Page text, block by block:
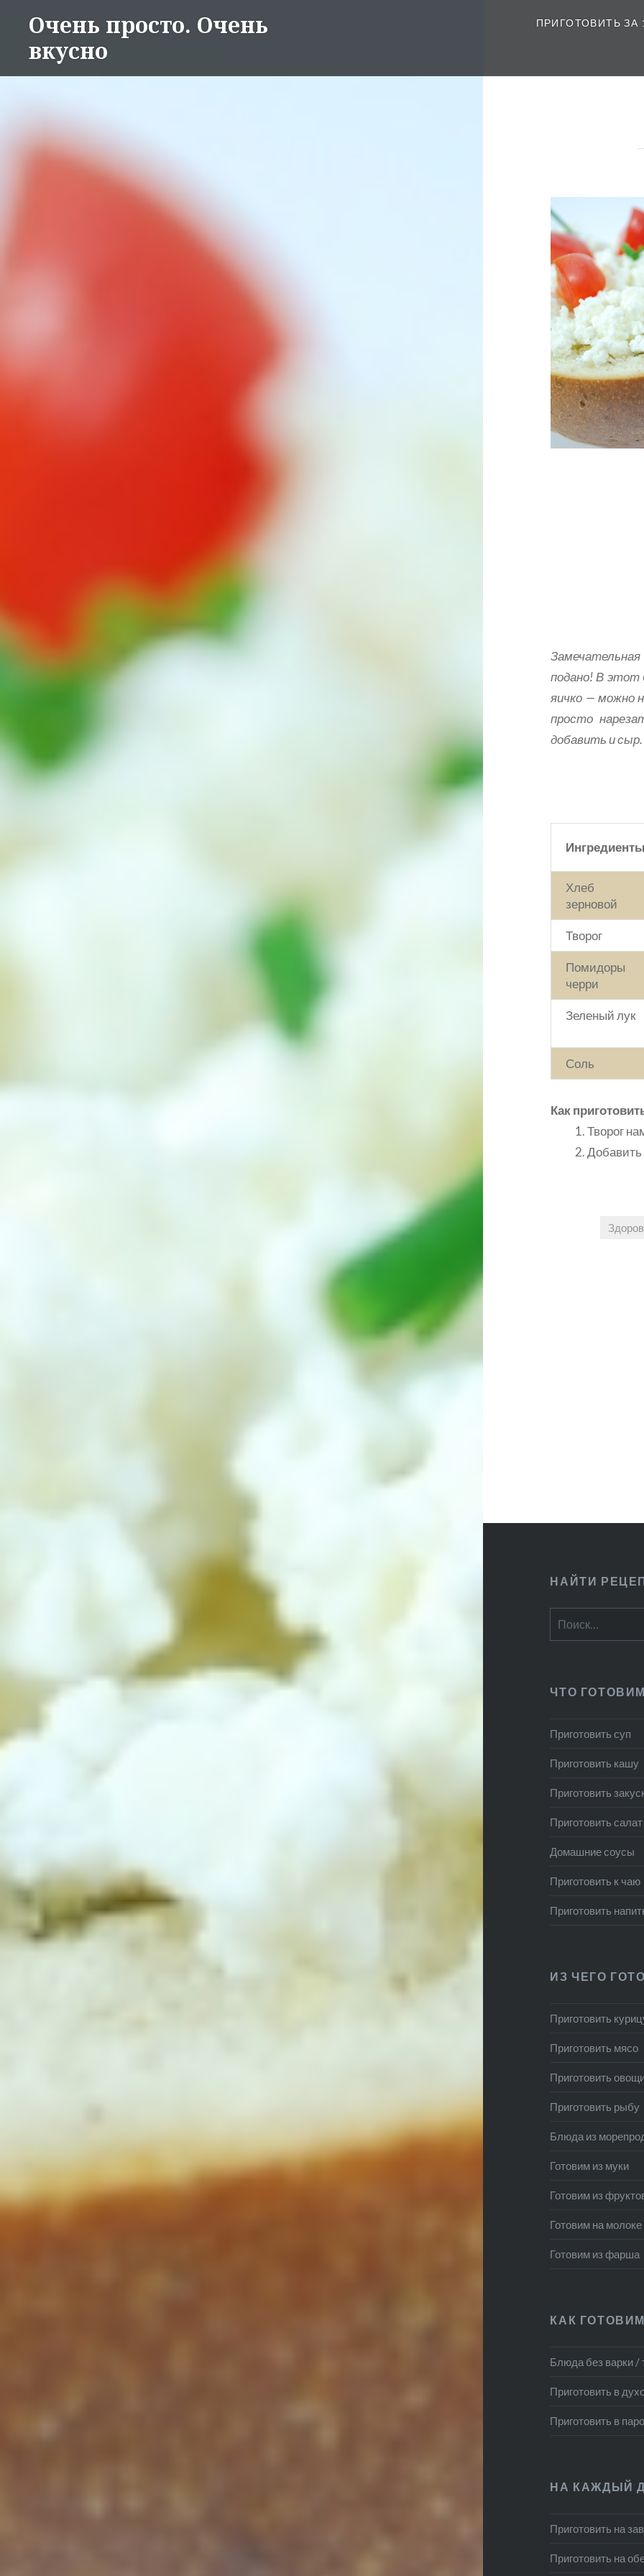
содержимому
Очень просто. Очень
вкусно
ПРИГОТОВИТЬ ЗА
подано! В этот
яичко — можно
просто
добавить и
Ингредиенты
Хлеб
зерновой
Творог
Помидоры
черри
Зеленый лук
Соль
Как
Творог
Добавить
Навигация
НАЙТИ
ЧТО
Приготовить суп
Приготовить кашу
Приготовить
Приготовить салат
Домашние соусы
Приготовить к чаю
Приготовить
ИЗ ЧЕГО
Приготовить
Приготовить мясо
Приготовить
Приготовить рыбу
Блюда из
Готовим из муки
Готовим из
Готовим на молоке
Готовим из фарша
КАК
Блюда без варки /
Приготовить в
Приготовить в
НА КАЖДЫЙ
Приготовить на
Приготовить на